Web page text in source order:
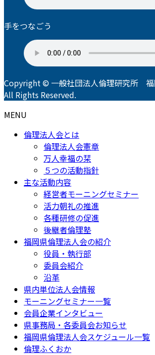
手をつなごう
Copyright © 一般社団法人倫理研究所 福
All Rights Reserved.
MENU
倫理法人会とは
倫理法人会憲章
万人幸福の栞
５つの活動指針
主な活動内容
経営者モーニングセミナー
活力朝礼の推進
各種研修の促進
後継者倫理塾
福岡県倫理法人会の紹介
役員・執行部
委員会紹介
沿革
県内単位法人会情報
モーニングセミナー一覧
会員企業インタビュー
県事務局・各委員会お知らせ
福岡県倫理法人会スケジュール一覧
倫理ふくおか